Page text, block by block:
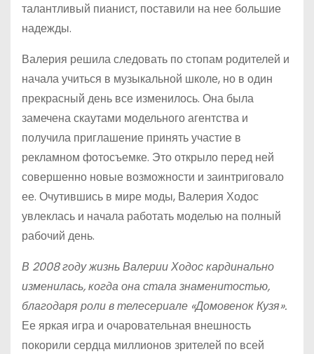
талантливый пианист, поставили на нее большие
надежды.
Валерия решила следовать по стопам родителей и
начала учиться в музыкальной школе, но в один
прекрасный день все изменилось. Она была
замечена скаутами модельного агентства и
получила приглашение принять участие в
рекламном фотосъемке. Это открыло перед ней
совершенно новые возможности и заинтриговало
ее. Очутившись в мире моды, Валерия Ходос
увлеклась и начала работать моделью на полный
рабочий день.
В 2008 году жизнь Валерии Ходос кардинально
изменилась, когда она стала знаменитостью,
благодаря роли в телесериале «Домовенок Кузя».
Ее яркая игра и очаровательная внешность
покорили сердца миллионов зрителей по всей